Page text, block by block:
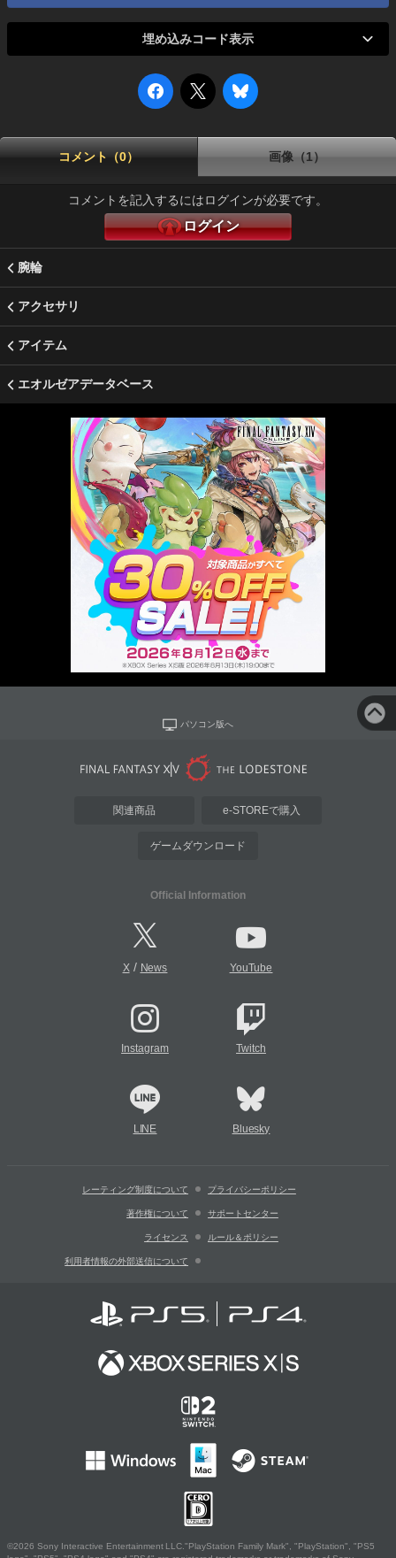
埋め込みコード表示
コメント（0） 画像（1）
コメントを記入するにはログインが必要です。
ログイン
腕輪
アクセサリ
アイテム
エオルゼアデータベース
パソコン版へ
関連商品 e-STOREで購入
ゲームダウンロード
Official Information
X/ News YouTube
Instagram Twitch
LINE Bluesky
レーティング制度について プライバシーポリシー
著作権について サポートセンター
ライセンス ルール＆ポリシー
利用者情報の外部送信について
©2026 Sony Interactive Entertainment LLC."PlayStation Family Mark", "PlayStation", "PS5